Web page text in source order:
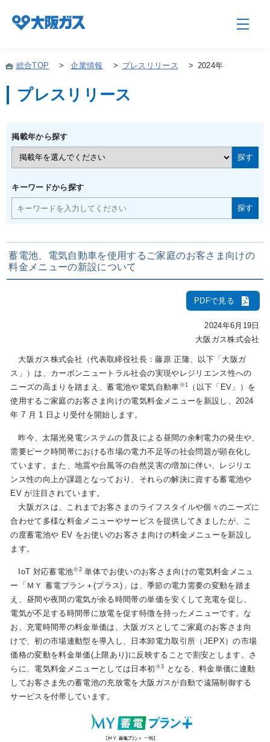
企業情報
ご家庭のお客さま
業務用・産業用のお客さま
お問い合わせ English
企業情報TOP
企業/グループについて
社会貢献
サステナビリティ
プレスリリース
総合TOP > 企業情報 > プレスリリース > 2024年
プレスリリース
掲載年から探す
キーワードから探す
蓄電池、電気自動車を使用するご家庭のお客さま向けの
料金メニューの新設について
PDFで見る
2024年6月19日
大阪ガス株式会社
大阪ガス株式会社（代表取締役社長：藤原 正隆、以下「大阪ガ
ス」）は、カーボンニュートラル社会の実現やレジリエンス性への
ニーズの高まりを踏まえ、蓄電池や電気自動車 ※1
（以下「EV」）を
使用するご家庭のお客さま向けの電気料金メニューを新設し、2024
年 7 月 1 日より受付を開始します。
昨今、太陽光発電システムの普及による昼間の余剰電力の発生や、
需要ピーク時間帯における市場の電力不足等の社会問題が顕在化し
ています。また、地震や台風等の自然災害の増加に伴い、レジリエ
ンス性の向上が課題となっており、それらの解決に資する蓄電池や
EV が注目されています。
大阪ガスは、これまでお客さまのライフスタイルや個々のニーズに
合わせて多様な料金メニューやサービスを提供してきましたが、こ
の度蓄電池や EV をお使いのお客さま向けの料金メニューを新設し
ます。
IoT 対応蓄電池※2 単体でお使いのお客さま向けの電気料金メニュ
ー「ＭＹ 蓄電プラン＋(プラス)」は、季節の電力需要の変動を踏ま
え、昼間や夜間の電気が余る時間帯の単価を安くして充電を促し、
電気が不足する時間帯に放電を促す特徴を持ったメニューです。な
お、充電時間帯の料金単価は、大阪ガスとしてご家庭のお客さま向
けで、初の市場連動型を導入し、日本卸電力取引所（JEPX）の市場
価格の変動を料金単価(上限あり)に反映することで割安とします。さ
らに、電気料金メニューとしては日本初 ※3
となる、料金単価に連動
してお客さま先の蓄電池の充放電を大阪ガスが自動で遠隔制御する
サービスを付帯しています。